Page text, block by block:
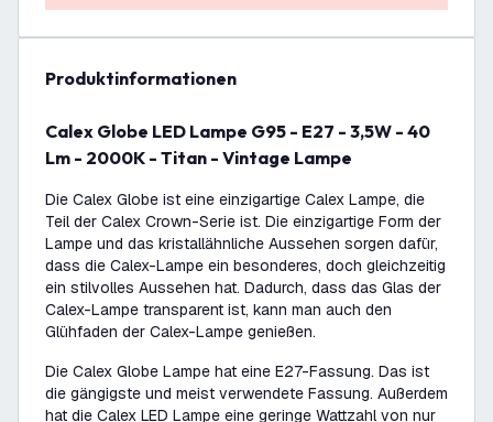
Produktinformationen
Calex Globe LED Lampe G95 - E27 - 3,5W - 40
Lm - 2000K - Titan - Vintage Lampe
Die Calex Globe ist eine einzigartige Calex Lampe, die
Teil der Calex Crown-Serie ist. Die einzigartige Form der
Lampe und das kristallähnliche Aussehen sorgen dafür,
dass die Calex-Lampe ein besonderes, doch gleichzeitig
ein stilvolles Aussehen hat. Dadurch, dass das Glas der
Calex-Lampe transparent ist, kann man auch den
Glühfaden der Calex-Lampe genießen.
Die Calex Globe Lampe hat eine E27-Fassung. Das ist
die gängigste und meist verwendete Fassung. Außerdem
hat die Calex LED Lampe eine geringe Wattzahl von nur